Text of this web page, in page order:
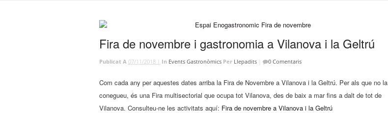
Fira de novembre i gastronomia a Vilanova i la Geltrú
Publicat A 07/11/2018 | In Events Gastronòmics Per Llepadits 0 Comentaris
Com cada any per aquestes dates arriba la Fira de Novembre a Vilanova i la Geltrú. Per als que no la
conegueu, és una Fira multisectorial que ocupa tot Vilanova, des de baix a mar fins a dalt de tot de
Vilanova. Consulteu-ne les activitats aquí: Fira de novembre a Vilanova i la Geltrú